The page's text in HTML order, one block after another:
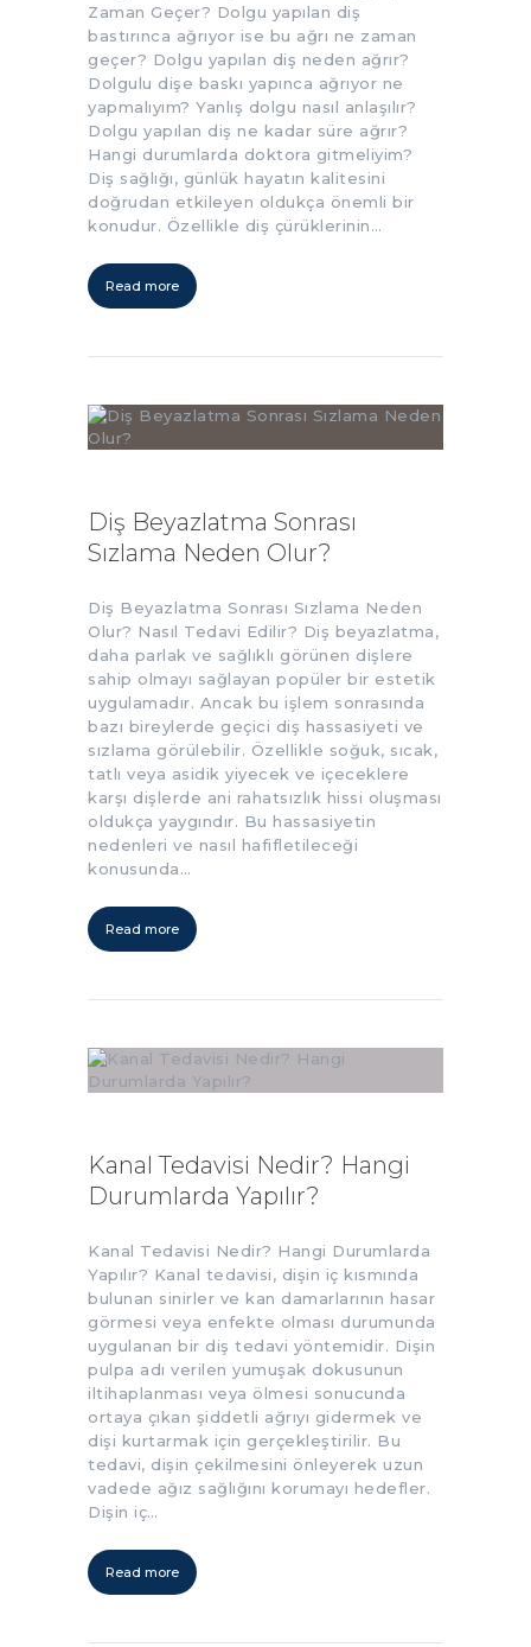
Zaman Geçer? Dolgu yapılan diş
bastırınca ağrıyor ise bu ağrı ne zaman
geçer? Dolgu yapılan diş neden ağrır?
Dolgulu dişe baskı yapınca ağrıyor ne
yapmalıyım? Yanlış dolgu nasıl anlaşılır?
Dolgu yapılan diş ne kadar süre ağrır?
Hangi durumlarda doktora gitmeliyim?
Diş sağlığı, günlük hayatın kalitesini
doğrudan etkileyen oldukça önemli bir
konudur. Özellikle diş çürüklerinin…
Read more
Diş Beyazlatma Sonrası
Sızlama Neden Olur?
Diş Beyazlatma Sonrası Sızlama Neden
Olur? Nasıl Tedavi Edilir? Diş beyazlatma,
daha parlak ve sağlıklı görünen dişlere
sahip olmayı sağlayan popüler bir estetik
uygulamadır. Ancak bu işlem sonrasında
bazı bireylerde geçici diş hassasiyeti ve
sızlama görülebilir. Özellikle soğuk, sıcak,
tatlı veya asidik yiyecek ve içeceklere
karşı dişlerde ani rahatsızlık hissi oluşması
oldukça yaygındır. Bu hassasiyetin
nedenleri ve nasıl hafifletileceği
konusunda…
Read more
Kanal Tedavisi Nedir? Hangi
Durumlarda Yapılır?
Kanal Tedavisi Nedir? Hangi Durumlarda
Yapılır? Kanal tedavisi, dişin iç kısmında
bulunan sinirler ve kan damarlarının hasar
görmesi veya enfekte olması durumunda
uygulanan bir diş tedavi yöntemidir. Dişin
pulpa adı verilen yumuşak dokusunun
iltihaplanması veya ölmesi sonucunda
ortaya çıkan şiddetli ağrıyı gidermek ve
dişi kurtarmak için gerçekleştirilir. Bu
tedavi, dişin çekilmesini önleyerek uzun
vadede ağız sağlığını korumayı hedefler.
Dişin iç…
Read more